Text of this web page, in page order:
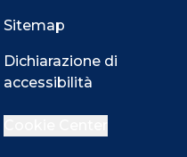
Sitemap
Dichiarazione di
accessibilità